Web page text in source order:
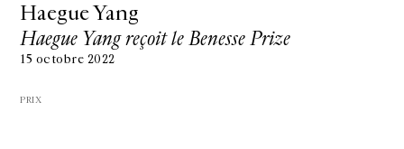
Haegue Yang
Haegue Yang reçoit le Benesse Prize
15 octobre 2022
PRIX